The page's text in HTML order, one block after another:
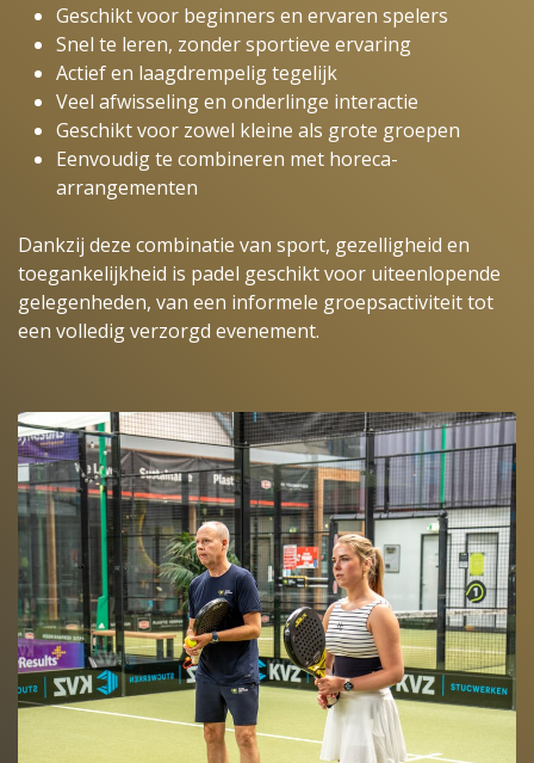
Geschikt voor beginners en ervaren spelers
Snel te leren, zonder sportieve ervaring
Actief en laagdrempelig tegelijk
Veel afwisseling en onderlinge interactie
Geschikt voor zowel kleine als grote groepen
Eenvoudig te combineren met horeca-
arrangementen
Dankzij deze combinatie van sport, gezelligheid en
toegankelijkheid is padel geschikt voor uiteenlopende
gelegenheden, van een informele groepsactiviteit tot
een volledig verzorgd evenement.